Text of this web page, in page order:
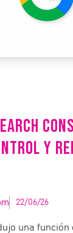
Y
22/06/26
una función